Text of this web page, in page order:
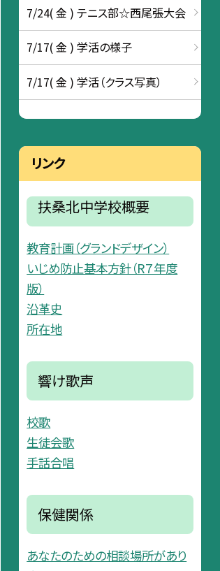
7/24( 金 ) テニス部☆西尾張大会
7/17( 金 ) 学活の様子
7/17( 金 ) 学活（クラス写真）
リンク
扶桑北中学校概要
教育計画（グランドデザイン）
いじめ防止基本方針（R７年度
版）
沿革史
所在地
響け歌声
校歌
生徒会歌
手話合唱
保健関係
あなたのための相談場所があり